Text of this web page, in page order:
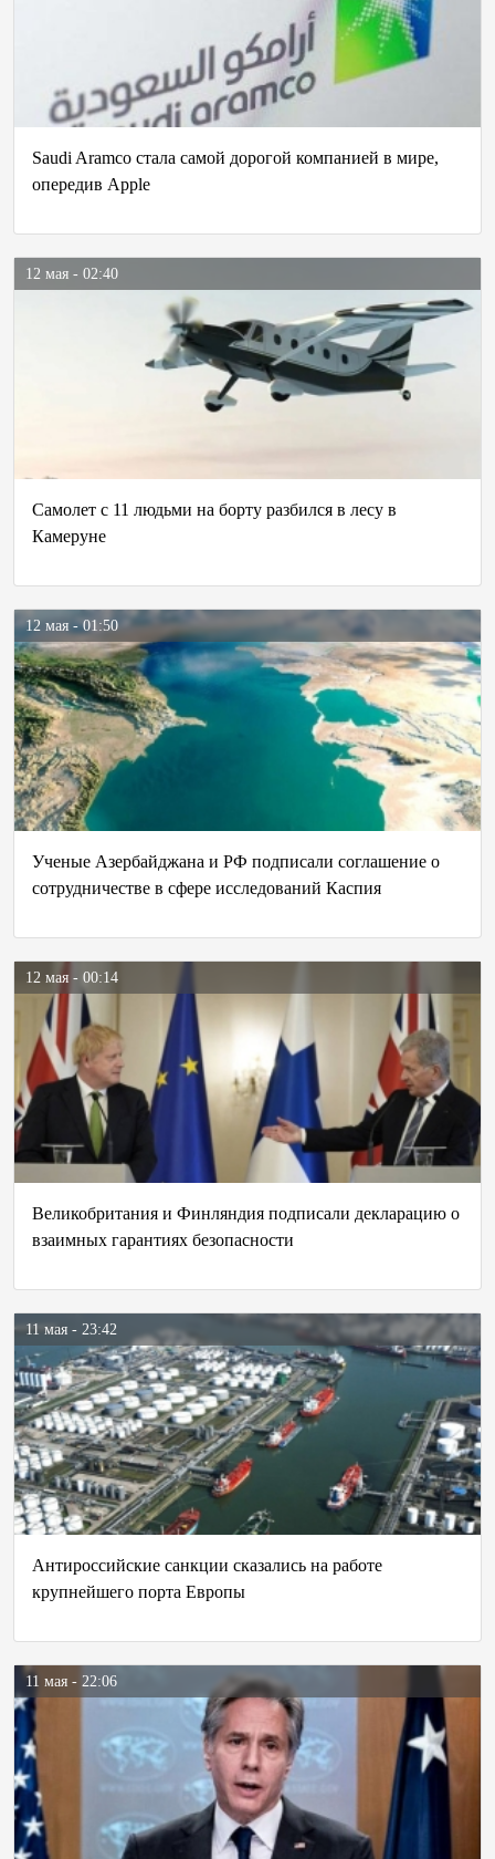
Saudi Aramco стала самой дорогой компанией в мире,
опередив Apple
12 мая - 02:40
Самолет с 11 людьми на борту разбился в лесу в
Камеруне
12 мая - 01:50
Ученые Азербайджана и РФ подписали соглашение о
сотрудничестве в сфере исследований Каспия
12 мая - 00:14
Великобритания и Финляндия подписали декларацию о
взаимных гарантиях безопасности
11 мая - 23:42
Антироссийские санкции сказались на работе
крупнейшего порта Европы
11 мая - 22:06